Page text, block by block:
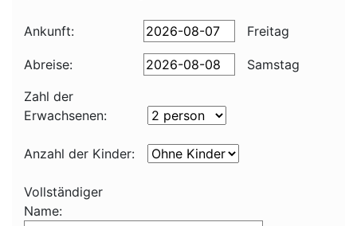
Ankunft: Freitag
Abreise:
Samstag
Zahl der
Erwachsenen:
Anzahl der Kinder:
Vollständiger
Name: